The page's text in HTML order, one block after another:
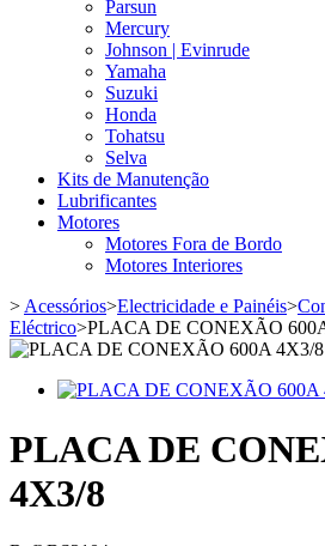
Parsun
Mercury
Johnson | Evinrude
Yamaha
Suzuki
Honda
Tohatsu
Selva
Kits de Manutenção
Lubrificantes
Motores
Motores Fora de Bordo
Motores Interiores
>Acessórios>Electricidade e Painéis>
Eléctrico>PLACA DE CONEXÃO
PLACA DE
4X3/8